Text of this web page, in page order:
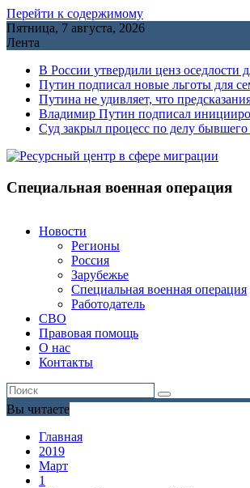
Перейти к содержимому
Пятница, 7 августа, 2026
Лента
В России утвердили ценз оседлости
Путин подписал новые льготы для
Путина не удивляет, что
Владимир Путин подписал
Cуд закрыл процесс по делу
Специальная военная операция
Новости
Регионы
Россия
Зарубежье
Специальная военная операция
Работодатель
СВО
Правовая помощь
О нас
Контакты
Вы читаете
Главная
2019
Март
1